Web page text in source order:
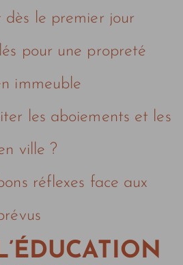
le premier jour
pour une propreté
immeuble
les aboiements et les
ville ?
réflexes face aux